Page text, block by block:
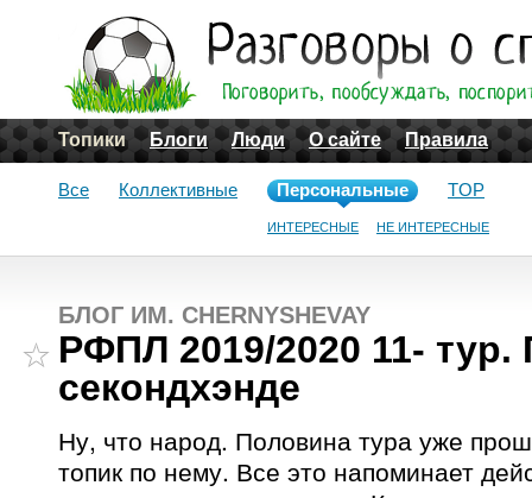
Топики Блоги Люди О сайте Правила
Все Коллективные Персональные
ИНТЕРЕСНЫЕ НЕ ИНТЕРЕСНЫЕ
TOP
БЛОГ ИМ. CHERNYSHEVAY
РФПЛ 2019/2020 11- тур.
секондхэнде
Ну, что народ. Половина тура уже
топик по нему. Все это напоминает